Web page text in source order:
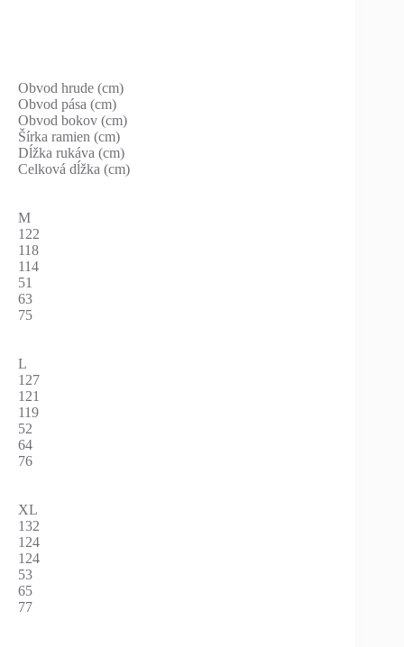
Obvod hrude (cm)
Obvod pása (cm)
Obvod bokov (cm)
Šírka ramien (cm)
Dĺžka rukáva (cm)
Celková dĺžka (cm)
M
122
118
114
51
63
75
L
127
121
119
52
64
76
XL
132
124
124
53
65
77